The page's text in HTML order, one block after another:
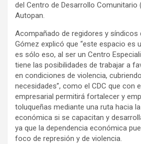
del Centro de Desarrollo Comunitario
Autopan.
Acompañado de regidores y síndicos
Gómez explicó que “este espacio es
es sólo eso, al ser un Centro
tiene las posibilidades de trabajar a
en condiciones de violencia,
necesidades”, como el CDC que con
empresarial permitirá fortalecer y
toluqueñas mediante una ruta hacia
económica si se capacitan y
ya que la dependencia económica
foco de represión y de violencia.